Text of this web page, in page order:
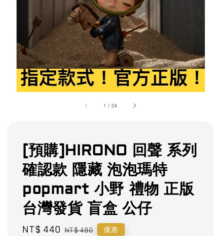
1 /24
[預購]HIRONO 回聲 系列
確認款 隱藏 泡泡瑪特
popmart 小野 禮物 正版
台灣發貨 盲盒 公仔
Sale
NT$ 440 Regular
NT$ 480 優惠